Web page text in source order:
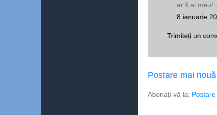
ar fi al meu!
8 ianuarie
Trimiteți un
Postare mai nouă
Abonați-vă la: